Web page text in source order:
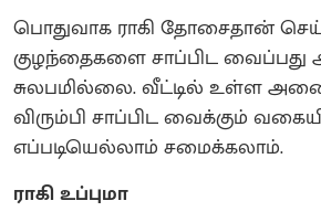
பொதுவாக ராகி தோசைதான்
குழந்தைகளை சாப்பிட
சுலபமில்லை. வீட்டில் உள்ள
விரும்பி சாப்பிட வைக்கும்
எப்படியெல்லாம் சமைக்கலாம்.
ராகி உப்புமா